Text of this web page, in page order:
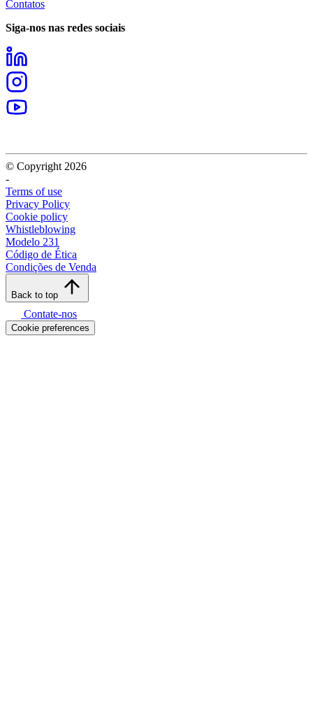
Contatos
Siga-nos nas redes sociais
© Copyright 2026
-
Terms of use
Privacy Policy
Cookie policy
Whistleblowing
Modelo 231
Código de Ética
Condições de Venda
Back to top
Contate-nos
Cookie preferences